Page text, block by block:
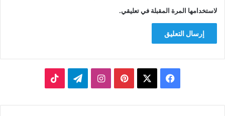
لاستخدامها المرة المقبلة في تعليقي.
فيسبوك بينتيريستانستقرامتيلقرام